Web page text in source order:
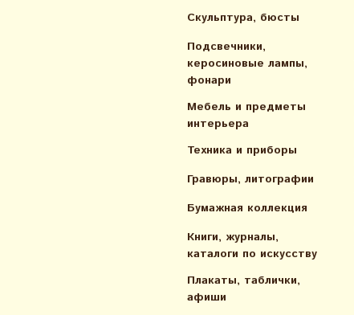
Скульптура, бюсты
Подсвечники,
керосиновые лампы,
фонари
Мебель и предметы
интерьера
Техника и приборы
Гравюры, литографии
Бумажная коллекция
Книги, журналы,
каталоги по искусcтву
Плакаты, таблички,
афиши